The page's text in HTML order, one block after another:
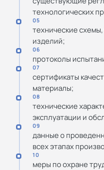
технологических
05
технические
изделий;
06
протоколы
07
сертификаты
материалы;
08
технические
эксплуатации и
09
данные о
всех этапах
10
меры по охране